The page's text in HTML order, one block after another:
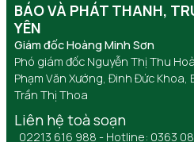
BÁO VÀ PHÁT THANH,
YÊN
Giám đốc Hoàng Minh Sơn
Phó giám đốc Nguyễn Thị Thu
Phạm Văn Xướng, Đinh Đức Khoa,
Trần Thị Thoa
Liên hệ toà soạn
02213 616 988 - Hotline: 0363